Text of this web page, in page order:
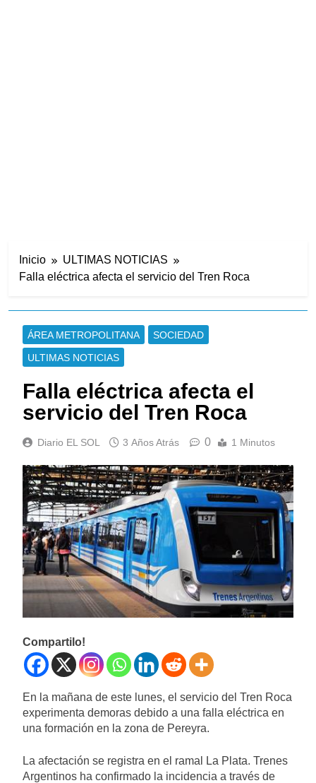
Inicio
ULTIMAS NOTICIAS
Falla eléctrica afecta el servicio del Tren Roca
ÁREA METROPOLITANA
SOCIEDAD
ULTIMAS NOTICIAS
Falla eléctrica afecta el
servicio del Tren Roca
Diario EL SOL 3 Años Atrás 0 1 Minutos
Compartilo!
En la mañana de este lunes, el servicio del Tren Roca
experimenta demoras debido a una falla eléctrica en
una formación en la zona de Pereyra.
La afectación se registra en el ramal La Plata. Trenes
Argentinos ha confirmado la incidencia a través de